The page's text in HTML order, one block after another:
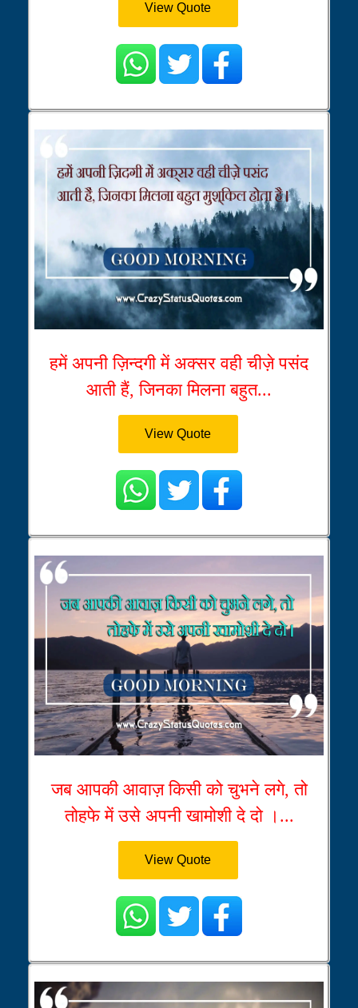
View Quote
हमें अपनी ज़िन्दगी में अक्सर वही चीज़े पसंद
आती हैं, जिनका मिलना बहुत...
View Quote
जब आपकी आवाज़ किसी को चुभने लगे, तो
तोहफे में उसे अपनी खामोशी दे दो ।...
View Quote